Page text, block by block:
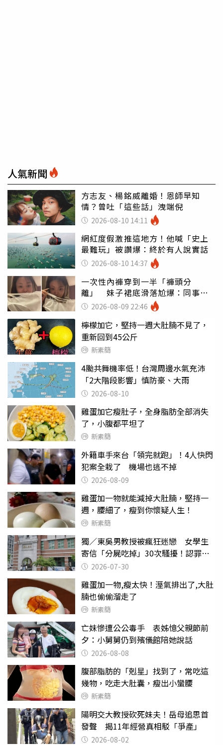
人氣新聞
方志友、楊銘威離婚！恩師早知
情？曾吐「這些話」洩端倪
2026-08-10 14:11
網紅度假激推這地方！他喊「史上
最難玩」被讚爆：終於有人說實話
2026-08-10 14:37
一次性內褲穿到一半「褲頭分
離」 妹子裙底滑落尬爆：同事全
看光2026-08-09 22:46
檸檬加它，堅持一週大肚腩不見了，
重新回到45公斤
新素簡
4颱共舞機率低！台灣周邊水氣充沛
「2大階段影響」慎防豪、大雨
2026-08-10
雞蛋加它瘦肚子，全身脂肪全部消失
了，小腹都平坦了
新素簡
外籍車手來台「領完就跑」！4人快閃
犯案全栽了 機場也逃不掉
2026-08-09
雞蛋加一物就能減掉大肚腩，堅持一
週，腰細了，瘦到你懷疑人生！
新素簡
獨／東吳男教授被瘋狂迷戀 女學生
寄信「分屍吃掉」30次騷擾！認罪免
關 2026-07-30
雞蛋加一物,瘦太快！溼氣排出了,大肚
腩也偷偷溜走了
新素簡
亡妹慘遭公公毒手 表姊憶父親節前
夕：小舅舅仍到殯儀館陪她說話
2026-08-08
腹部脂肪的「剋星」找到了，常吃這
幾物，吃走大肚囊，瘦出小蠻腰
新素簡
陽明交大教授砍死妹夫！岳母追思首
發聲 揭11年經營真相駁「爭產」
2026-08-02